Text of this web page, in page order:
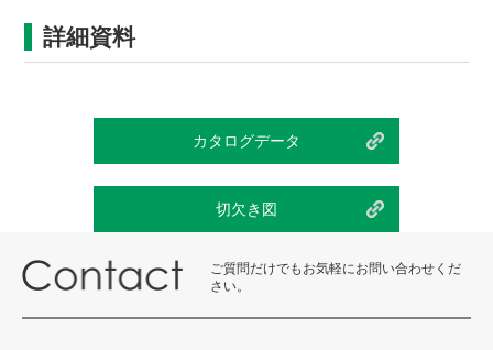
詳細資料
カタログデータ
切欠き図
ご質問だけでもお気軽にお問い合わせくだ
さい。